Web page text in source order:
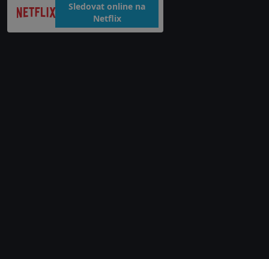
Sledovat online na
Netflix